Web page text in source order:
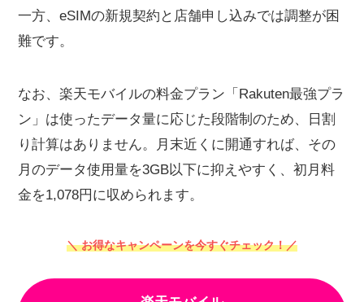
一方、eSIMの新規契約と店舗申し込みでは調整が困
難です。
なお、楽天モバイルの料金プラン「Rakuten最強プラ
ン」は使ったデータ量に応じた段階制のため、日割
り計算はありません。月末近くに開通すれば、その
月のデータ使用量を3GB以下に抑えやすく、初月料
金を1,078円に収められます。
＼ お得なキャンペーンを今すぐチェック！／